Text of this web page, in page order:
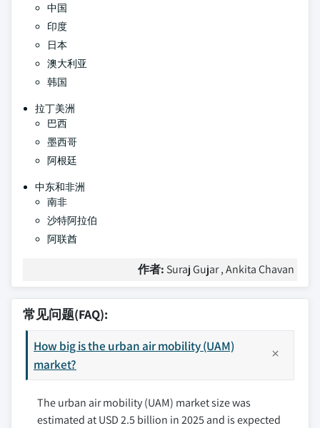
中国
印度
日本
澳大利亚
韩国
拉丁美洲
巴西
墨西哥
阿根廷
中东和非洲
南非
沙特阿拉伯
阿联酋
作者: Suraj Gujar , Ankita Chavan
常见问题(FAQ):
How big is the urban air mobility (UAM)
market?
The urban air mobility (UAM) market size was
estimated at USD 2.5 billion in 2025 and is expected